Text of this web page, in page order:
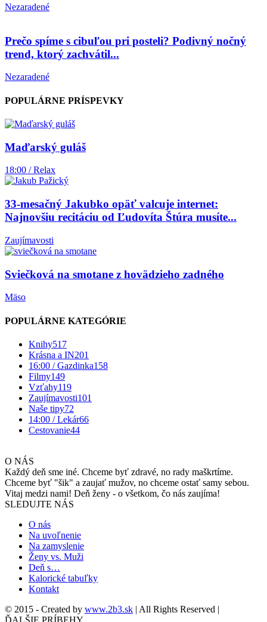
Nezaradené
Prečo spíme s cibuľou pri posteli? Podivný nočný
trend, ktorý zachvátil...
Nezaradené
POPULÁRNE PRÍSPEVKY
Maďarský guláš
18:00 / Relax
33-mesačný Jakubko opäť valcuje internet:
Najnovšiu recitáciu od Ľudovíta Štúra musíte...
Zaujímavosti
Sviečková na smotane z hovädzieho zadného
Mäso
POPULÁRNE KATEGÓRIE
Knihy517
Krásna a IN201
16:00 / Gazdinka158
Filmy149
Vzťahy119
Zaujímavosti101
Naše tipy72
14:00 / Lekár66
Cestovanie44
O NÁS
Každý deň sme iné. Chceme byť zdravé, no rady maškrtíme.
Chceme byť "šik" a zaujať mužov, no chceme ostať samy sebou.
Vitaj medzi nami! Deň ženy - o všetkom, čo nás zaujíma!
SLEDUJTE NÁS
O nás
Na uvoľnenie
Na zamyslenie
Ženy vs. Muži
Deň s…
Kalorické tabuľky
Kontakt
© 2015 - Created by www.2b3.sk | All Rights Reserved |
ĎALŠIE PRÍBEHY